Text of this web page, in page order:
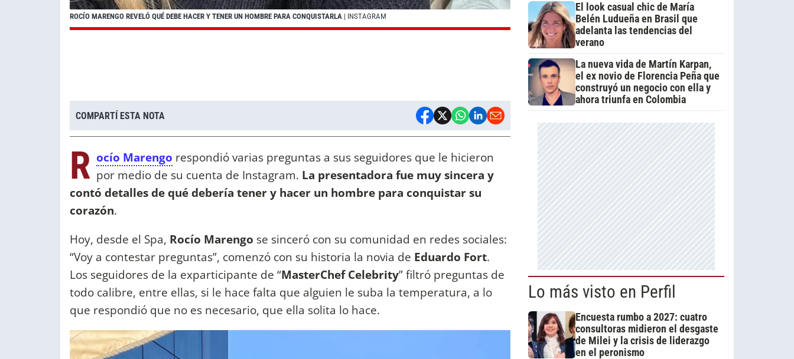
ROCÍO MARENGO REVELÓ QUÉ DEBE HACER Y TENER UN HOMBRE PARA CONQUISTARLA | INSTAGRAM
COMPARTÍ ESTA NOTA
R ocío Marengo respondió varias preguntas a sus seguidores que le hicieron
por medio de su cuenta de Instagram. La presentadora fue muy sincera y
contó detalles de qué debería tener y hacer un hombre para conquistar su
corazón.
Hoy, desde el Spa, Rocío Marengo se sinceró con su comunidad en redes sociales:
“Voy a contestar preguntas”, comenzó con su historia la novia de Eduardo Fort.
Los seguidores de la exparticipante de “MasterChef Celebrity” filtró preguntas de
todo calibre, entre ellas, si le hace falta que alguien le suba la temperatura, a lo
que respondió que no es necesario, que ella solita lo hace.
El look casual chic de María
Belén Ludueña en Brasil que
adelanta las tendencias del
verano
La nueva vida de Martín Karpan,
el ex novio de Florencia Peña que
construyó un negocio con ella y
ahora triunfa en Colombia
Lo más visto en Perfil
Encuesta rumbo a 2027: cuatro
consultoras midieron el desgaste
de Milei y la crisis de liderazgo
en el peronismo